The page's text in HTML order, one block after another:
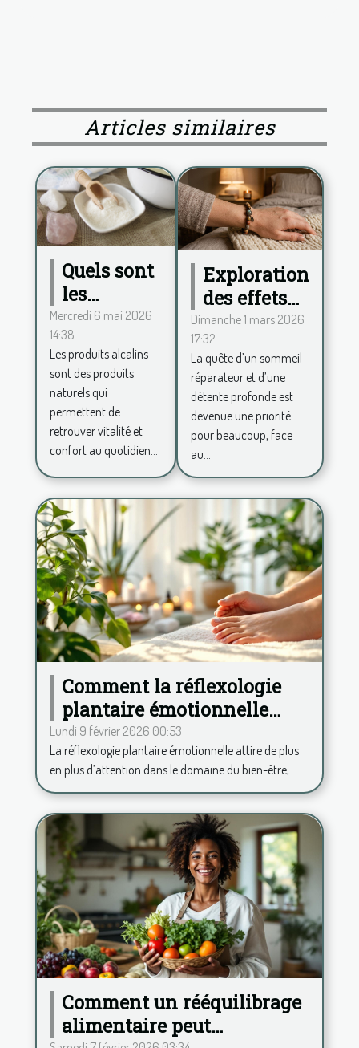
Articles similaires
Quels sont
les
bienfaits
réels des
produits
alcalins ?
Mercredi 6 mai 2026
14:38
Les produits alcalins
sont des produits
naturels qui
permettent de
retrouver vitalité et
confort au quotidien...
Exploration
des effets
des
bracelets
en pierres
sur le
sommeil et
la détente
Dimanche 1 mars 2026
17:32
La quête d’un sommeil
réparateur et d’une
détente profonde est
devenue une priorité
pour beaucoup, face
au...
Comment la réflexologie
plantaire émotionnelle
favorise-t-elle l’équilibre
corporel ?
Lundi 9 février 2026 00:53
La réflexologie plantaire émotionnelle attire de plus
en plus d’attention dans le domaine du bien-être,...
Comment un rééquilibrage
alimentaire peut